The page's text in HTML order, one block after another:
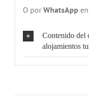
O por WhatsApp
Contenido del
alojamientos